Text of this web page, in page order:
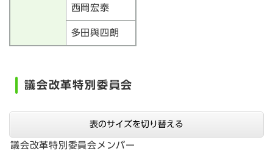
西岡宏泰
多田與四朗
議会改革特別委員会
表のサイズを切り替える
議会改革特別委員会メンバー